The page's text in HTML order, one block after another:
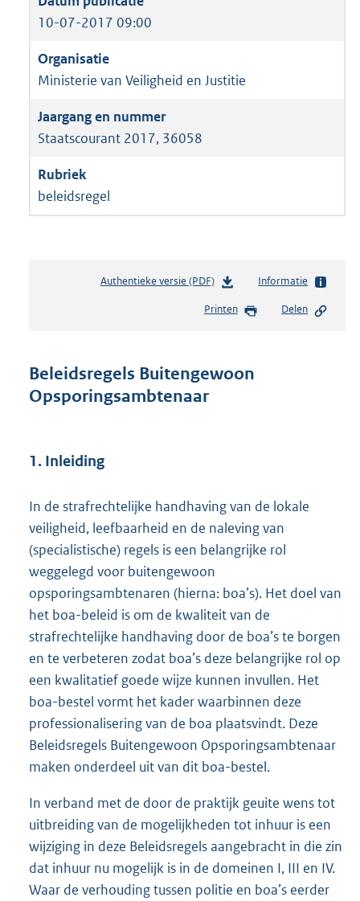
10-07-2017 09:00
Ministerie van Veiligheid en Justitie
Staatscourant 2017, 36058
beleidsregel
Authentieke versie (PDF)b
s
d
e
:
2
,
M
b
Informatie
Printen Delen
Beleidsregels Buitengewoon
Opsporingsambtenaar
1. Inleiding
In de strafrechtelijke handhaving van de lokale
veiligheid, leefbaarheid en de naleving van
(specialistische) regels is een belangrijke rol
weggelegd voor buitengewoon
opsporingsambtenaren (hierna: boa’s). Het doel van
het boa-beleid is om de kwaliteit van de
strafrechtelijke handhaving door de boa’s te borgen
en te verbeteren zodat boa’s deze belangrijke rol op
een kwalitatief goede wijze kunnen invullen. Het
boa-bestel vormt het kader waarbinnen deze
professionalisering van de boa plaatsvindt. Deze
Beleidsregels Buitengewoon Opsporingsambtenaar
maken onderdeel uit van dit boa-bestel.
In verband met de door de praktijk geuite wens tot
uitbreiding van de mogelijkheden tot inhuur is een
wijziging in deze Beleidsregels aangebracht in die zin
dat inhuur nu mogelijk is in de domeinen I, III en IV.
Waar de verhouding tussen politie en boa’s eerder